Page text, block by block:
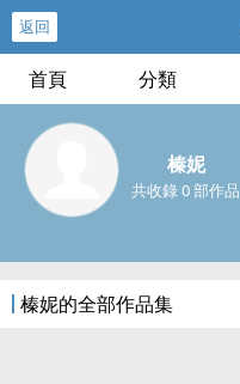
返回
首頁 分類
榛妮
共收錄 0 部作品
榛妮的全部作品集